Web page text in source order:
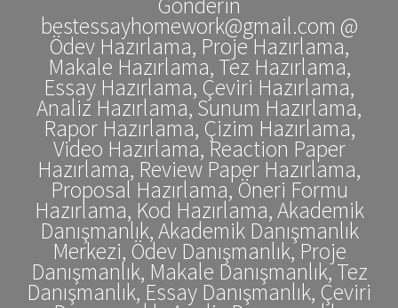
bestessayhomework@gmail.com @
Ödev Hazırlama, Proje Hazırlama,
Makale Hazırlama, Tez Hazırlama,
Essay Hazırlama, Çeviri Hazırlama,
Analiz Hazırlama, Sunum Hazırlama,
Rapor Hazırlama, Çizim Hazırlama,
Video Hazırlama, Reaction Paper
Hazırlama, Review Paper Hazırlama,
Proposal Hazırlama, Öneri Formu
Hazırlama, Kod Hazırlama, Akademik
Danışmanlık, Akademik Danışmanlık
Merkezi, Ödev Danışmanlık, Proje
Danışmanlık, Makale Danışmanlık, Tez
Danışmanlık, Essay Danışmanlık, Çeviri